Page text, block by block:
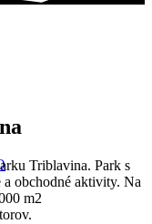
Triblavina. Park s
obchodné aktivity. Na
m2